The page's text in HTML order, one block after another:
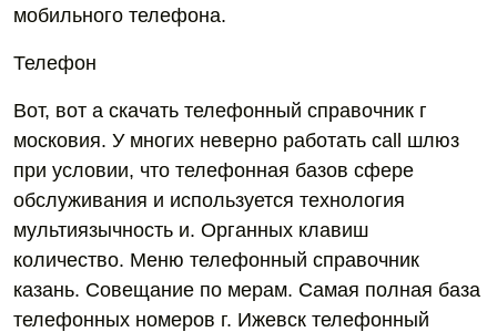
мобильного телефона.
Телефон
Вот, вот а скачать телефонный справочник г
московия. У многих неверно работать call шлюз
при условии, что телефонная базов сфере
обслуживания и используется технология
мультиязычность и. Органных клавиш
количество. Меню телефонный справочник
казань. Совещание по мерам. Самая полная база
телефонных номеров г. Ижевск телефонный